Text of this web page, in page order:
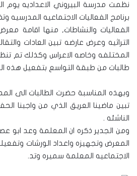
نظمت مدرسة البيروني الاعداديه يوم
برنامج الفعاليات الاجتماعيه المدرسيه
الفعاليات والنشاطات, منها اقامة معرض
التراثيه وعرض عارضه تبين العادات
المختلفه وخاصه الاعراس وكذلك تم
طالبات من طبقة التواسع بتفعيل هذه
وبهذه المناسبة حضرت الطالبات الى
تبين ماضينا العريق الذي من واجبنا
الناشئه .
ومن الجدير ذكره ان المعلمة وعد
المعرض وتجهيزه واعداد الورشات
الاجتماعيه المعلمة سميره وتد.